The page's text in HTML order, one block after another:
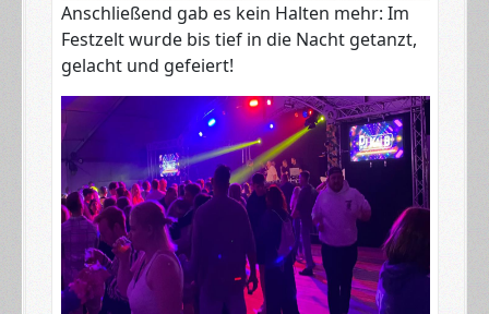
​Anschließend gab es kein Halten mehr: Im
Festzelt wurde bis tief in die Nacht getanzt,
gelacht und gefeiert!